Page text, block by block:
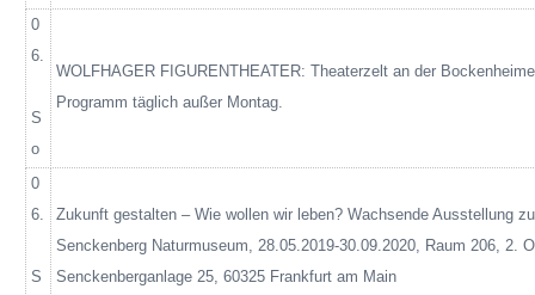
0
6.
S
o
WOLFHAGER FIGURENTHEATER: Theaterzelt an der
Programm täglich außer Montag.
0
6.
S
Zukunft gestalten – Wie wollen wir leben? Wachsende Ausstellung
Senckenberg Naturmuseum, 28.05.2019-30.09.2020, Raum 206, 2.
Senckenberganlage 25, 60325 Frankfurt am Main